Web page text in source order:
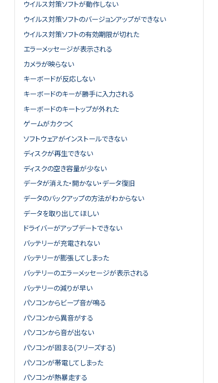
ウイルス対策ソフトが動作しない
ウイルス対策ソフトのバージョンアップができない
ウイルス対策ソフトの有効期限が切れた
エラーメッセージが表示される
カメラが映らない
キーボードが反応しない
キーボードのキーが勝手に入力される
キーボードのキートップが外れた
ゲームがカクつく
ソフトウェアがインストールできない
ディスクが再生できない
ディスクの空き容量が少ない
データが消えた・開かない・データ復旧
データのバックアップの方法がわからない
データを取り出してほしい
ドライバーがアップデートできない
バッテリーが充電されない
バッテリーが膨張してしまった
バッテリーのエラーメッセージが表示される
バッテリーの減りが早い
パソコンからビープ音が鳴る
パソコンから異音がする
パソコンから音が出ない
パソコンが固まる(フリーズする)
パソコンが帯電してしまった
パソコンが熱暴走する